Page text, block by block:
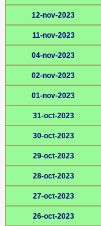
12-nov-2023
11-nov-2023
04-nov-2023
02-nov-2023
01-nov-2023
31-oct-2023
30-oct-2023
29-oct-2023
28-oct-2023
27-oct-2023
26-oct-2023